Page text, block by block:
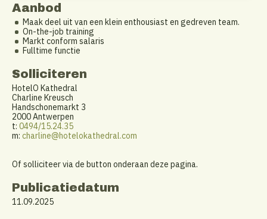
Aanbod
Maak deel uit van een klein enthousiast en gedreven team.
On-the-job training
Markt conform salaris
Fulltime functie
Solliciteren
HotelO Kathedral
Charline Kreusch
Handschonemarkt 3
2000 Antwerpen
t: 0494/15.24.35
m: charline@hotelokathedral.com
Of solliciteer via de button onderaan deze pagina.
Publicatiedatum
11.09.2025